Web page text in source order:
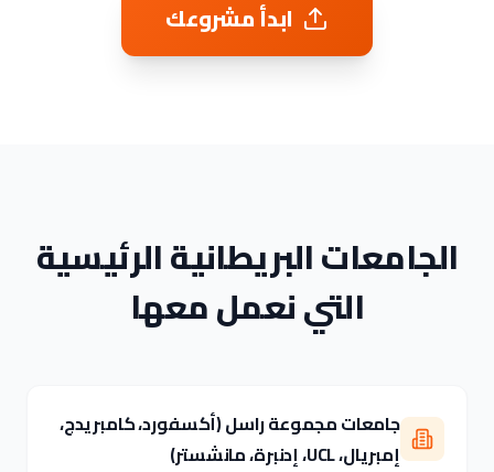
ابدأ مشروعك
الجامعات البريطانية الرئيسية
التي نعمل معها
جامعات مجموعة راسل (أكسفورد، كامبريدج،
إمبريال، UCL، إدنبرة، مانشستر)